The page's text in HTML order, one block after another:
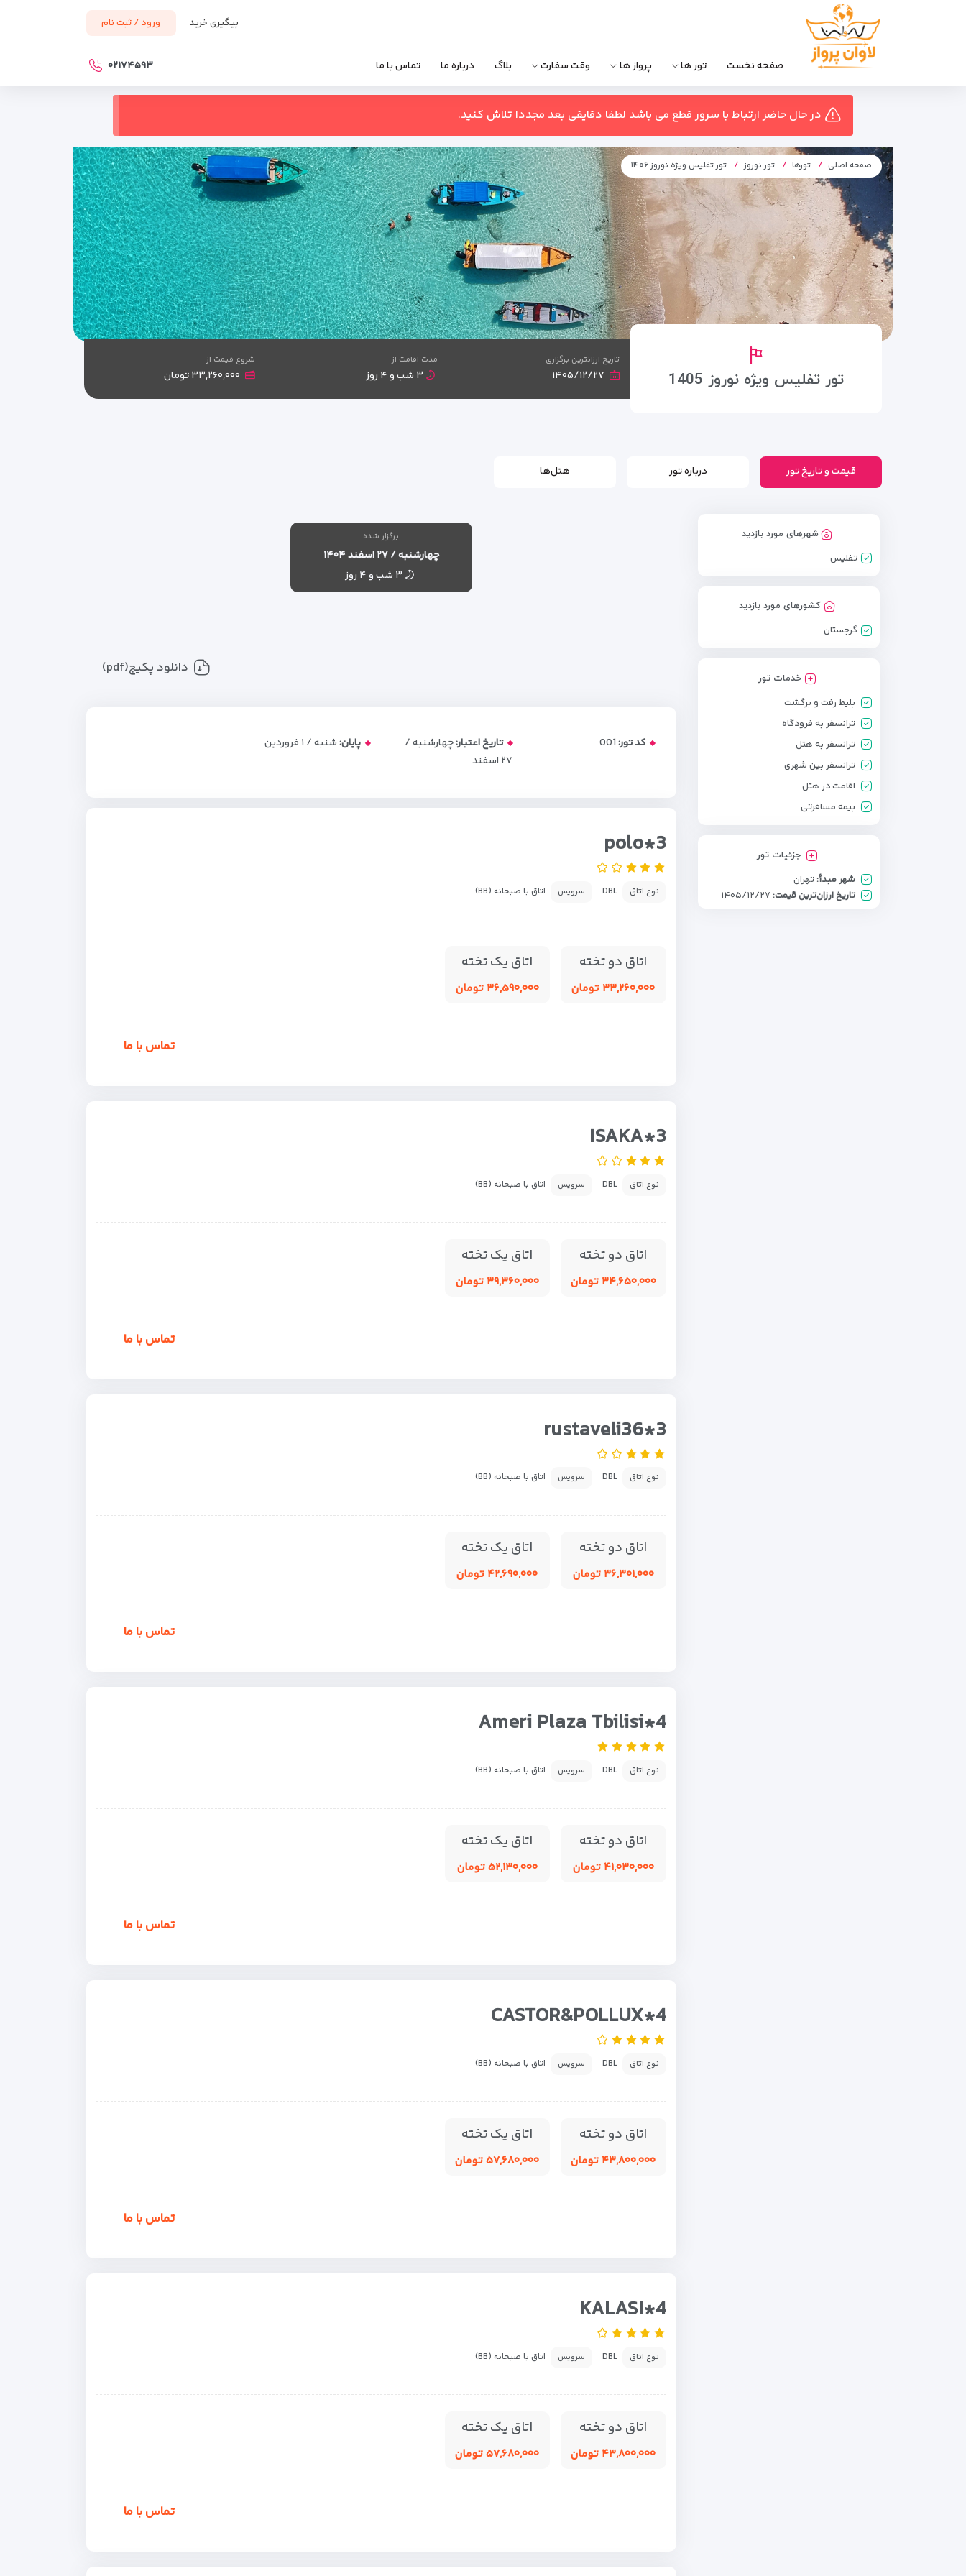
پیگیری خرید ورود / ثبت نام
صفحه نخست تور ها پرواز ها وقت سفارت بلاگ درباره ما تماس با ما ۰۲۱۷۴۵۹۳
در حال حاضر ارتباط با سرور قطع می باشد لطفا دقایقی بعد مجددا تلاش کنید.
صفحه اصلی تورها تور نوروز تور تفلیس ویژه نوروز ۱۴۰۶
تور تفلیس ویژه نوروز 1405
تاریخ ارزانترین برگزاری
۱۴۰۵/۱۲/۲۷
مدت اقامت از
۳ شب و ۴ روز
شروع قیمت از
۳۳,۲۶۰,۰۰۰ تومان
قیمت و تاریخ تور درباره تور هتل‌ها
شهرهای مورد بازدید
تفلیس
کشورهای مورد بازدید
گرجستان
خدمات تور
بلیط رفت و برگشت
ترانسفر به فرودگاه
ترانسفر به هتل
ترانسفر بین شهری
اقامت در هتل
بیمه مسافرتی
جزئیات تور
شهر مبدأ: تهران
تاریخ ارزان‌ترین قیمت: ۱۴۰۵/۱۲/۲۷
برگزار شده
چهارشنبه / ۲۷ اسفند ۱۴۰۴
۳ شب و ۴ روز
دانلود پکیج(pdf)
کد تور:001 تاریخ اعتبار:چهارشنبه /
۲۷ اسفند
پایان:شنبه / ۱ فروردین
polo*3
نوع اتاق DBL سرویس اتاق با صبحانه (BB)
اتاق دو تخته
۳۳,۲۶۰,۰۰۰ تومان
اتاق یک تخته
۳۶,۵۹۰,۰۰۰ تومان
تماس با ما
ISAKA*3
نوع اتاق DBL سرویس اتاق با صبحانه (BB)
اتاق دو تخته
۳۴,۶۵۰,۰۰۰ تومان
اتاق یک تخته
۳۹,۳۶۰,۰۰۰ تومان
تماس با ما
rustaveli36*3
نوع اتاق DBL سرویس اتاق با صبحانه (BB)
اتاق دو تخته
۳۶,۳۰۱,۰۰۰ تومان
اتاق یک تخته
۴۲,۶۹۰,۰۰۰ تومان
تماس با ما
Ameri Plaza Tbilisi*4
نوع اتاق DBL سرویس اتاق با صبحانه (BB)
اتاق دو تخته
۴۱,۰۳۰,۰۰۰ تومان
اتاق یک تخته
۵۲,۱۳۰,۰۰۰ تومان
تماس با ما
CASTOR&POLLUX*4
نوع اتاق DBL سرویس اتاق با صبحانه (BB)
اتاق دو تخته
۴۳,۸۰۰,۰۰۰ تومان
اتاق یک تخته
۵۷,۶۸۰,۰۰۰ تومان
تماس با ما
KALASI*4
نوع اتاق DBL سرویس اتاق با صبحانه (BB)
اتاق دو تخته
۴۳,۸۰۰,۰۰۰ تومان
اتاق یک تخته
۵۷,۶۸۰,۰۰۰ تومان
تماس با ما